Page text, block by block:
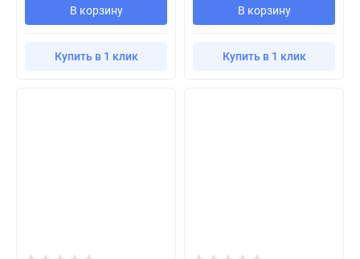
В корзину
Купить в 1 клик
В корзину
Купить в 1 клик